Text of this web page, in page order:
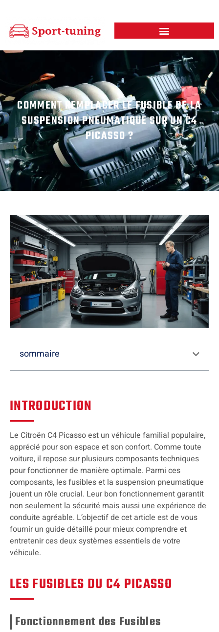
COMMENT REMPLACER LE FUSIBLE DE LA
SUSPENSION PNEUMATIQUE SUR UN C4
PICASSO ?
sommaire
INTRODUCTION
Le Citroën C4 Picasso est un véhicule familial populaire,
apprécié pour son espace et son confort. Comme toute
voiture, il repose sur plusieurs composants techniques
pour fonctionner de manière optimale. Parmi ces
composants, les fusibles et la suspension pneumatique
jouent un rôle crucial. Leur bon fonctionnement garantit
non seulement la sécurité mais aussi une expérience de
conduite agréable. L’objectif de cet article est de vous
fournir un guide détaillé pour mieux comprendre et
entretenir ces deux systèmes essentiels de votre
véhicule.
LES FUSIBLES DU C4 PICASSO
Fonctionnement des Fusibles